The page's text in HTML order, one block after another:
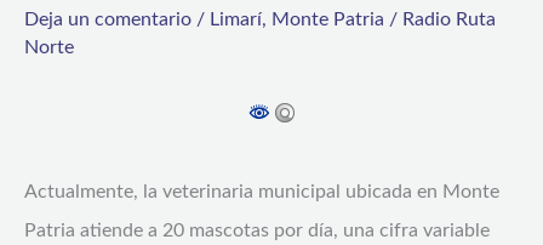
Deja un comentario / Limarí, Monte Patria / Radio Ruta
Norte
Actualmente, la veterinaria municipal ubicada en Monte
Patria atiende a 20 mascotas por día, una cifra variable
en